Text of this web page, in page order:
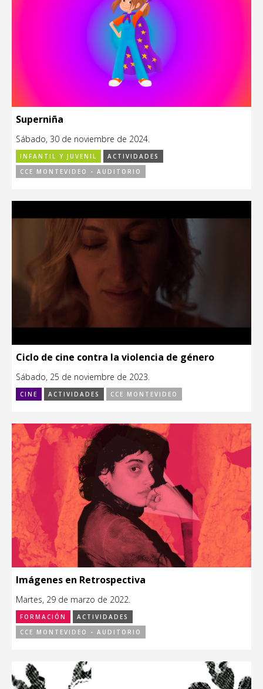
Superniña
Sábado, 30 de noviembre de 2024.
INFANTIL Y JUVENIL
ACTIVIDADES
CCE MONTEVIDEO - AUDITORIO
Ciclo de cine contra la violencia de género
Sábado, 25 de noviembre de 2023.
CINE ACTIVIDADES CCE MONTEVIDEO
Imágenes en Retrospectiva
Martes, 29 de marzo de 2022.
FORMACIÓN
ACTIVIDADES
CCE MONTEVIDEO - AUDITORIO